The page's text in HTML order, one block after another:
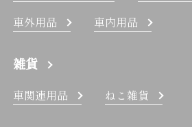
車外用品
車内用品
雑貨
車関連用品 ねこ雑貨